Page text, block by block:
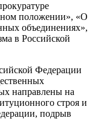
положении», «О
объединениях»,
в Российской
Федерации
направлены на
строя и
подрыв